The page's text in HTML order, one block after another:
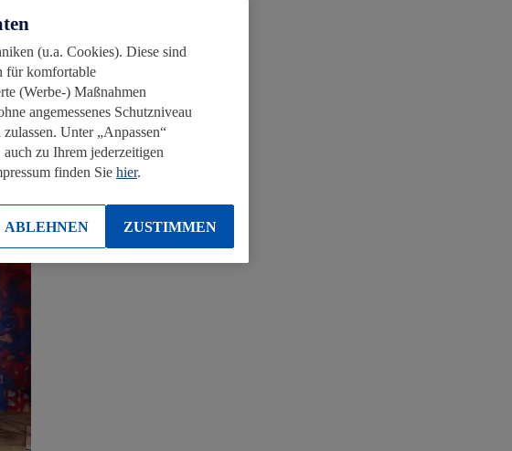
(u.a. Cookies). Diese sind
für komfortable
(Werbe-) Maßnahmen
angemessenes Schutzniveau
Unter „Anpassen“
zu Ihrem jederzeitigen
finden Sie hier.
ABLEHNEN ZUSTIMMEN